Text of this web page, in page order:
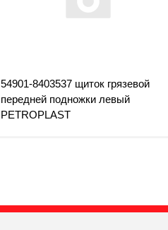
54901-8403537 щиток грязевой
передней подножки левый
PETROPLAST